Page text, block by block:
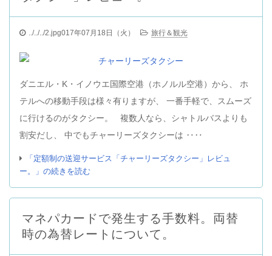
../../../2.jpg017年07月18日（火） 旅行＆観光
ダニエル・K・イノウエ国際空港（ホノルル空港）から、 ホ
テルへの移動手段は様々有りますが、 一番手軽で、スムーズ
に行けるのがタクシー。 複数人なら、シャトルバスよりも
割安だし、 中でもチャーリーズタクシーは ‥‥
「定額制の送迎サービス「チャーリーズタクシー」レビュ
ー。」の続きを読む
マネパカードで発生する手数料。両替
時の為替レートについて。